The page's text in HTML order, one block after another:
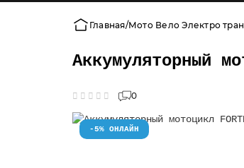
Главная Мото Вело Электро
Аккумуляторный
0
-5% ОНЛАЙН